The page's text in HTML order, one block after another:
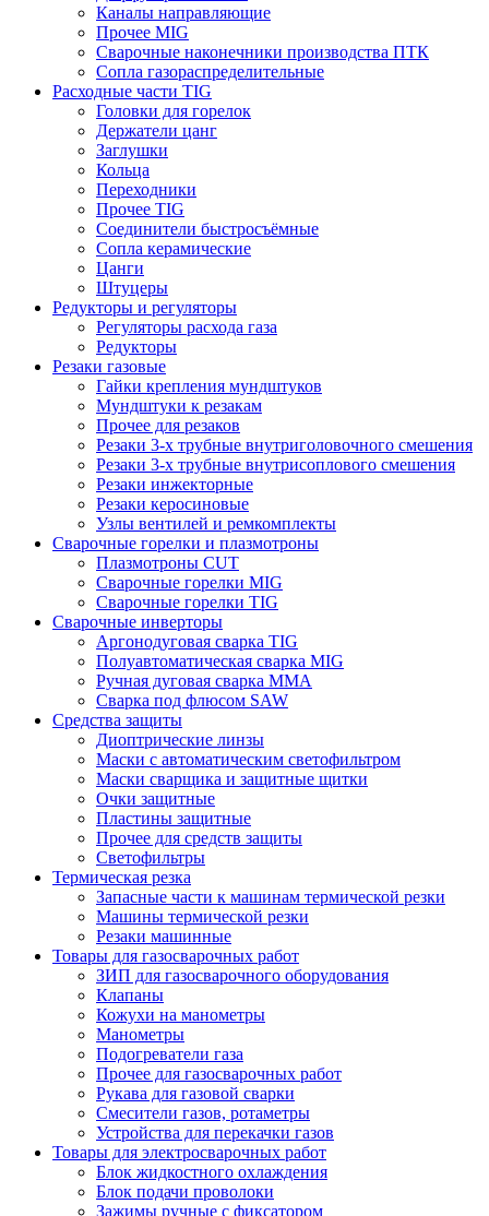
Каналы направляющие
Прочее MIG
Сварочные наконечники производства ПТК
Сопла газораспределительные
Расходные части TIG
Головки для горелок
Держатели цанг
Заглушки
Кольца
Переходники
Прочее TIG
Соединители быстросъёмные
Сопла керамические
Цанги
Штуцеры
Редукторы и регуляторы
Регуляторы расхода газа
Редукторы
Резаки газовые
Гайки крепления мундштуков
Мундштуки к резакам
Прочее для резаков
Резаки 3-х трубные внутриголовочного смешения
Резаки 3-х трубные внутрисоплового смешения
Резаки инжекторные
Резаки керосиновые
Узлы вентилей и ремкомплекты
Сварочные горелки и плазмотроны
Плазмотроны CUT
Сварочные горелки MIG
Сварочные горелки TIG
Сварочные инверторы
Аргонодуговая сварка TIG
Полуавтоматическая сварка MIG
Ручная дуговая сварка MMA
Сварка под флюсом SAW
Средства защиты
Диоптрические линзы
Маски с автоматическим светофильтром
Маски сварщика и защитные щитки
Очки защитные
Пластины защитные
Прочее для средств защиты
Светофильтры
Термическая резка
Запасные части к машинам термической резки
Машины термической резки
Резаки машинные
Товары для газосварочных работ
ЗИП для газосварочного оборудования
Клапаны
Кожухи на манометры
Манометры
Подогреватели газа
Прочее для газосварочных работ
Рукава для газовой сварки
Смесители газов, ротаметры
Устройства для перекачки газов
Товары для электросварочных работ
Блок жидкостного охлаждения
Блок подачи проволоки
Зажимы ручные с фиксатором